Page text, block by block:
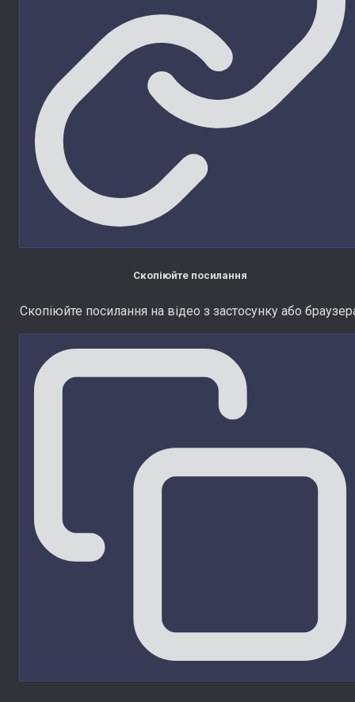
Скопіюйте посилання
Скопіюйте посилання на відео з застосунку або